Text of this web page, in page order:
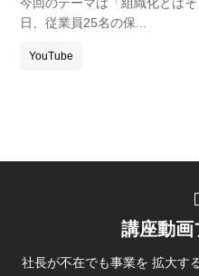
日、従業員25名の保...
YouTube
講座動画
社長が不在でも事業を 拡大す